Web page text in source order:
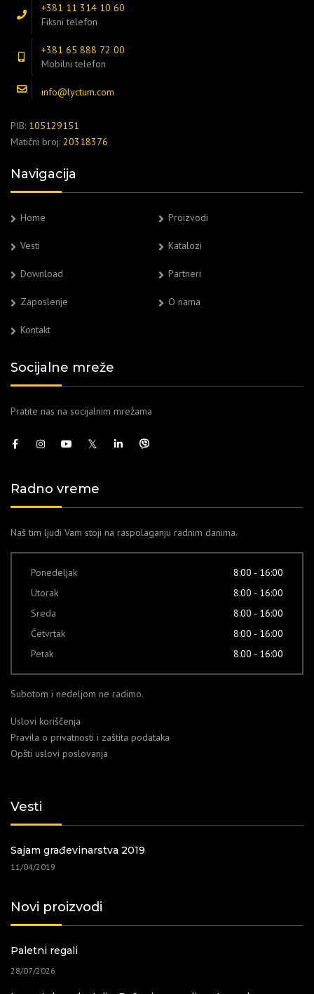
+381 11 314 10 60
Fiksni telefon
+381 65 888 72 00
Mobilni telefon
info@lyctum.com
PIB: 105129151
Matični broj: 20318376
Navigacija
Home Proizvodi
Vesti Katalozi
Download Partneri
Zaposlenje O nama
Kontakt
Socijalne mreže
Pratite nas na socijalnim mrežama
Radno vreme
Naš tim ljudi Vam stoji na raspolaganju radnim danima.
Ponedeljak
8:00 - 16:00
Utorak
8:00 - 16:00
Sreda
8:00 - 16:00
Četvrtak
8:00 - 16:00
Petak
8:00 - 16:00
Subotom i nedeljom ne radimo.
Uslovi koriščenja
Pravila o privatnosti i zaštita podataka
Opšti uslovi poslovanja
Vesti
Sajam građevinarstva 2019
11/04/2019
Novi proizvodi
Paletni regali
28/07/2026